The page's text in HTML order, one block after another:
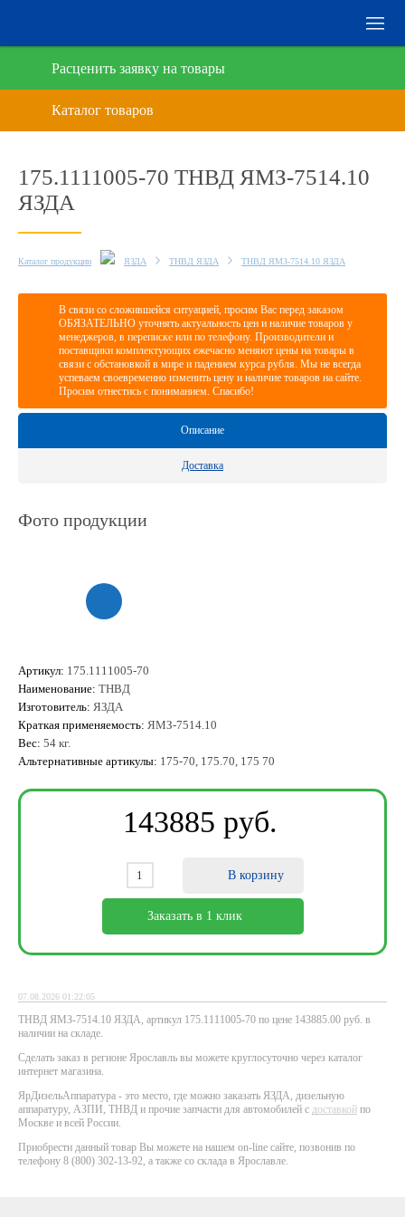
Расценить заявку на товары
175.1111005-70 ТНВД ЯМЗ-7514.10
ЯЗДА
Каталог продукции ЯЗДА ТНВД ЯЗДА ТНВД ЯМЗ-7514.10 ЯЗДА
В связи со сложившейся ситуацией, просим Вас перед заказом
ОБЯЗАТЕЛЬНО уточнять актуальность цен и наличие товаров у
менеджеров, в переписке или по телефону. Производители и
поставщики комплектующих ежечасно меняют цены на товары в
связи с обстановкой в мире и падением курса рубля. Мы не всегда
успеваем своевременно изменить цену и наличие товаров на сайте.
Просим отнестись с пониманием. Спасибо!
Описание
Доставка
Фото продукции
Артикул: 175.1111005-70
Наименование: ТНВД
Изготовитель: ЯЗДА
Краткая применяемость: ЯМЗ-7514.10
Вес: 54 кг.
Альтернативные артикулы: 175-70, 175.70, 175 70
143885 руб.
В корзину
Заказать в 1 клик
07.08.2026 01:22:05
ТНВД ЯМЗ-7514.10 ЯЗДА, артикул 175.1111005-70 по цене 143885.00 руб. в
наличии на складе.
Сделать заказ в регионе Ярославль вы можете круглосуточно через каталог
интернет магазина.
ЯрДизельАппаратура - это место, где можно заказать ЯЗДА, дизельную
аппаратуру, АЗПИ, ТНВД и прочие запчасти для автомобилей с доставкой по
Москве и всей России.
Приобрести данный товар Вы можете на нашем on-line сайте, позвонив по
телефону 8 (800) 302-13-92, а также со склада в Ярославле.